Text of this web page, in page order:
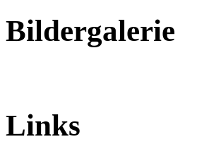
Bildergalerie
Links